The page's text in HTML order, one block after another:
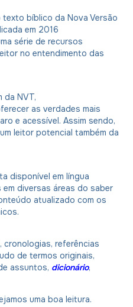
texto bíblico da Nova Versão
em 2016
série de recursos
no entendimento das
da NVT,
as verdades mais
e acessível. Assim sendo,
leitor potencial também da
disponível em língua
diversas áreas do saber
atualizado com os
cronologias, referências
de termos originais,
assuntos, dicionário,
uma boa leitura.